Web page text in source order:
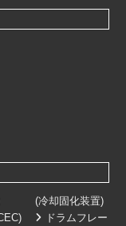
(冷却固化装置)
ドラムフレー